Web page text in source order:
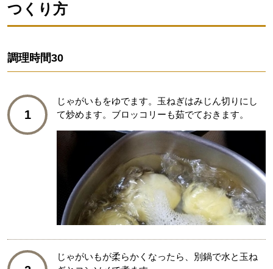
つくり方
調理時間30
1
じゃがいもをゆでます。玉ねぎはみじん切りにし
て炒めます。ブロッコリーも茹でておきます。
じゃがいもが柔らかくなったら、別鍋で水と玉ね